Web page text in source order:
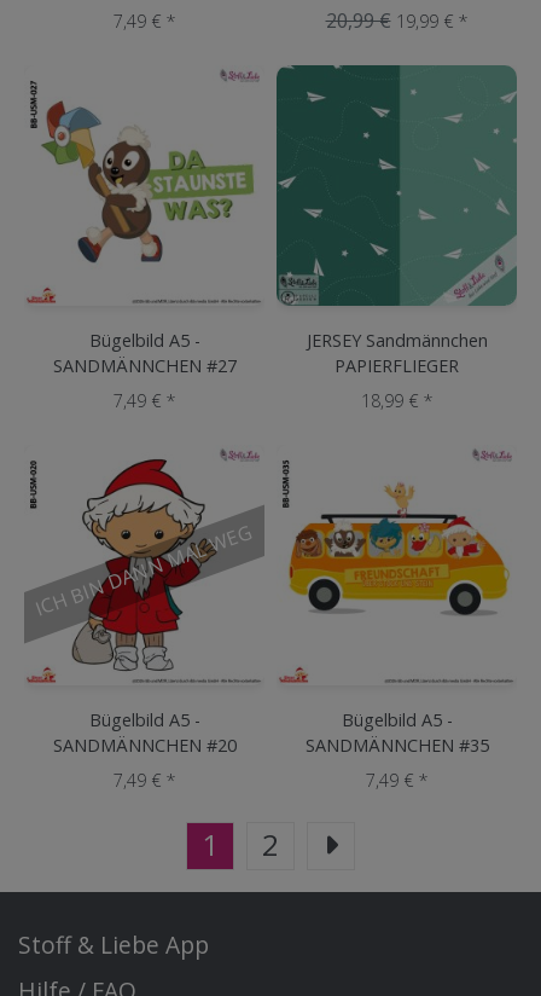
7,49 € *
20,99 € 19,99 € *
Bügelbild A5 -
SANDMÄNNCHEN #27
7,49 € *
JERSEY Sandmännchen
PAPIERFLIEGER
18,99 € *
ICH BIN DANN MAL WEG
Bügelbild A5 -
SANDMÄNNCHEN #20
7,49 € *
Bügelbild A5 -
SANDMÄNNCHEN #35
7,49 € *
1 2
Stoff & Liebe App